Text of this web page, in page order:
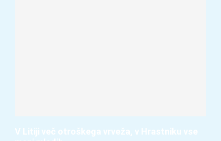
V Litiji več otroškega vrveža, v Hrastniku vse